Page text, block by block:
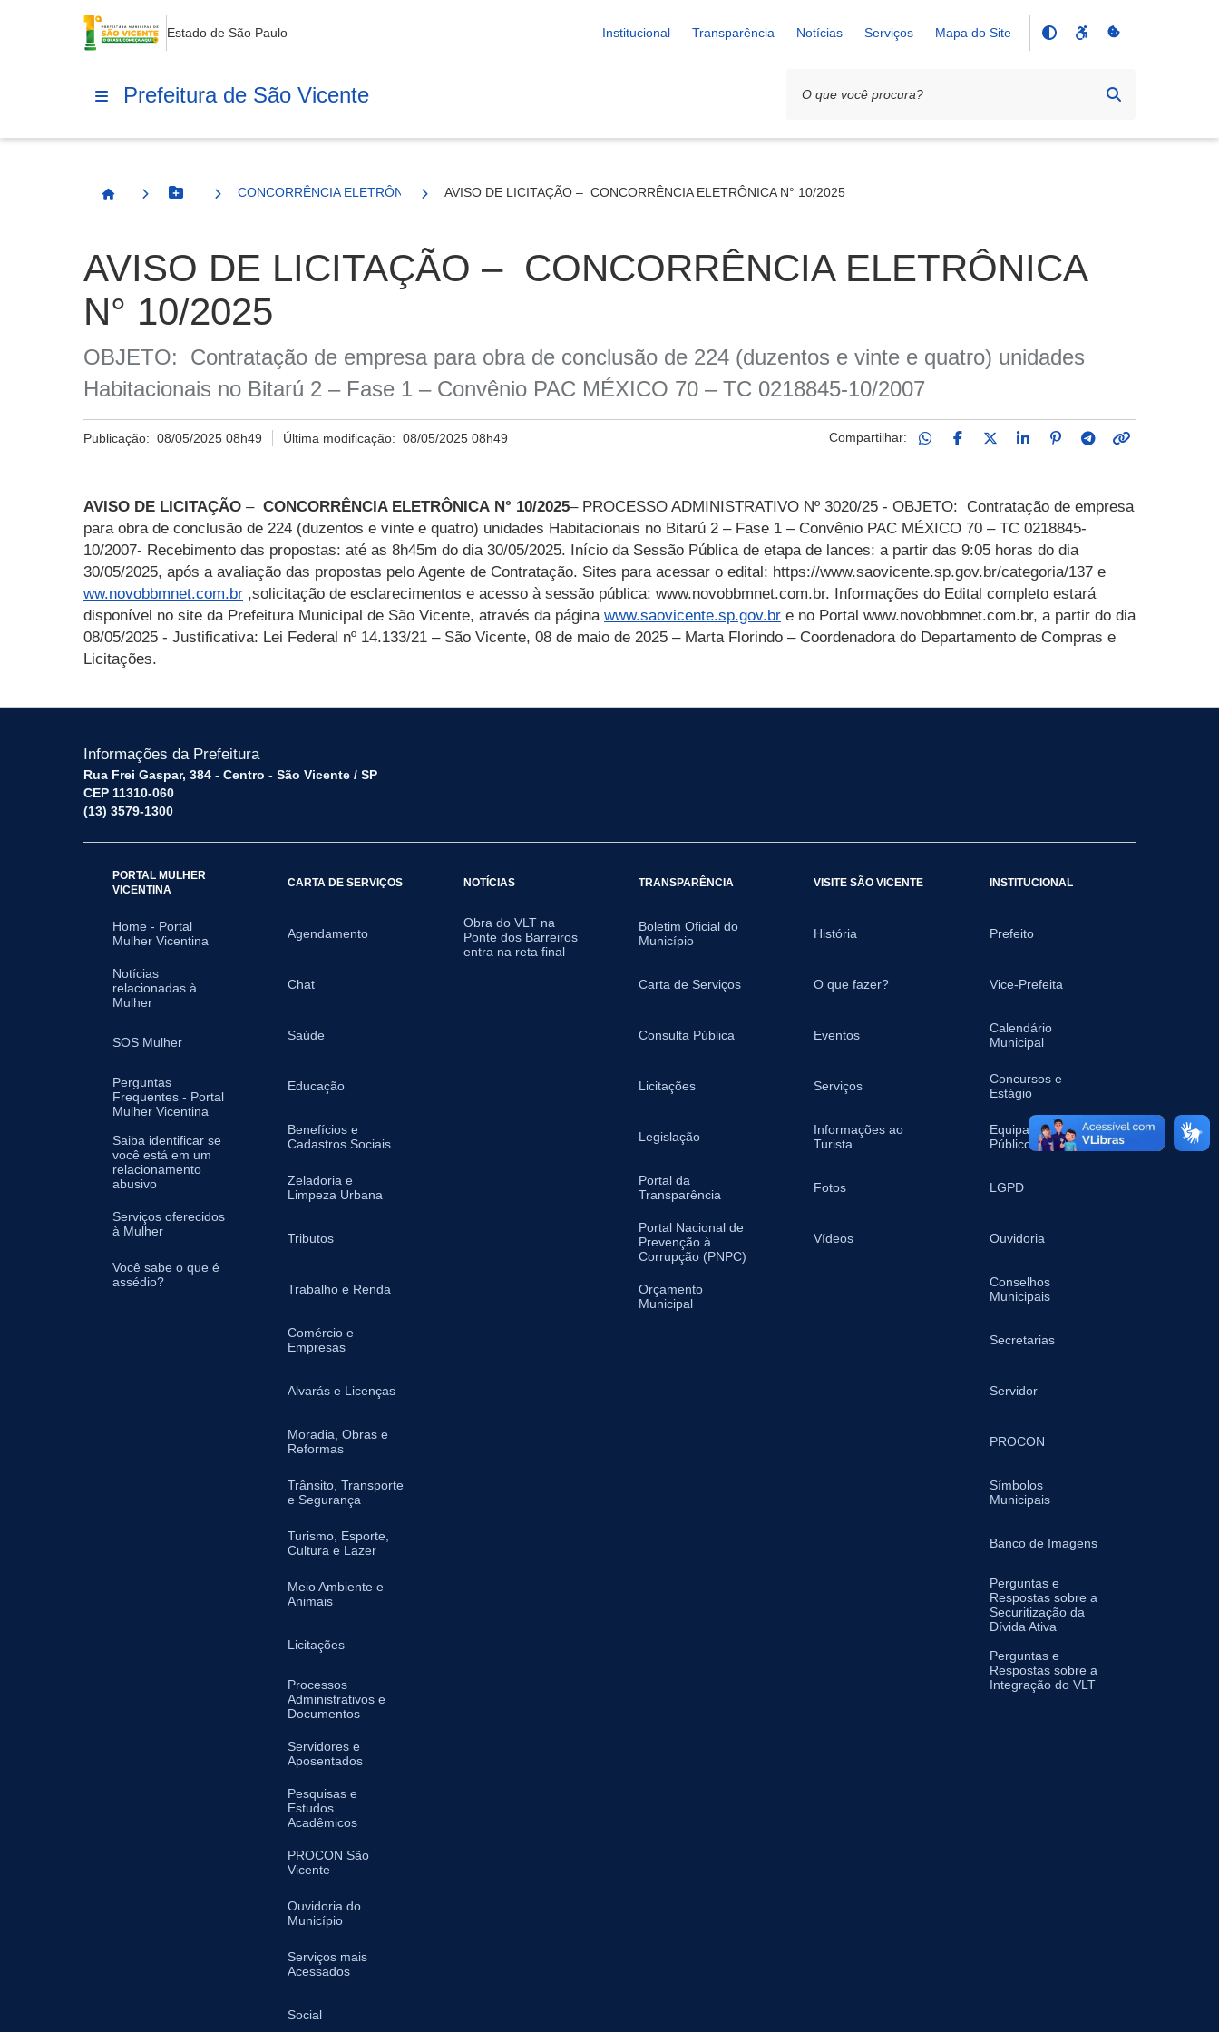
Estado de São Paulo Institucional Transparência Notícias Serviços Mapa do Site
Prefeitura de São Vicente
Página InicialBotão Menu
CONCORRÊNCIA ELETRÔNICA N° 10/2025AVISO DE LICITAÇÃO – CONCORRÊNCIA ELETRÔNICA N° 10/2025
AVISO DE LICITAÇÃO – CONCORRÊNCIA ELETRÔNICA
N° 10/2025
OBJETO: Contratação de empresa para obra de conclusão de 224 (duzentos e vinte e quatro) unidades
Habitacionais no Bitarú 2 – Fase 1 – Convênio PAC MÉXICO 70 – TC 0218845-10/2007
Publicação: 08/05/2025 08h49 Última modificação:08/05/2025 08h49 Compartilhar:
AVISO DE LICITAÇÃO – CONCORRÊNCIA ELETRÔNICA N° 10/2025– PROCESSO ADMINISTRATIVO Nº 3020/25 - OBJETO: Contratação de empresa
para obra de conclusão de 224 (duzentos e vinte e quatro) unidades Habitacionais no Bitarú 2 – Fase 1 – Convênio PAC MÉXICO 70 – TC 0218845-
10/2007- Recebimento das propostas: até as 8h45m do dia 30/05/2025. Início da Sessão Pública de etapa de lances: a partir das 9:05 horas do dia
30/05/2025, após a avaliação das propostas pelo Agente de Contratação. Sites para acessar o edital: https://www.saovicente.sp.gov.br/categoria/137 e
ww.novobbmnet.com.br ,solicitação de esclarecimentos e acesso à sessão pública: www.novobbmnet.com.br. Informações do Edital completo estará
disponível no site da Prefeitura Municipal de São Vicente, através da página www.saovicente.sp.gov.br e no Portal www.novobbmnet.com.br, a partir do dia
08/05/2025 - Justificativa: Lei Federal nº 14.133/21 – São Vicente, 08 de maio de 2025 – Marta Florindo – Coordenadora do Departamento de Compras e
Licitações.
Informações da Prefeitura
Rua Frei Gaspar, 384 - Centro - São Vicente / SP
CEP 11310-060
(13) 3579-1300
PORTAL MULHER
VICENTINA
Home - Portal
Mulher Vicentina
Notícias
relacionadas à
Mulher
SOS Mulher
Perguntas
Frequentes - Portal
Mulher Vicentina
Saiba identificar se
você está em um
relacionamento
abusivo
Serviços oferecidos
à Mulher
Você sabe o que é
assédio?
CARTA DE SERVIÇOS
Agendamento
Chat
Saúde
Educação
Benefícios e
Cadastros Sociais
Zeladoria e
Limpeza Urbana
Tributos
Trabalho e Renda
Comércio e
Empresas
Alvarás e Licenças
Moradia, Obras e
Reformas
Trânsito, Transporte
e Segurança
Turismo, Esporte,
Cultura e Lazer
Meio Ambiente e
Animais
Licitações
Processos
Administrativos e
Documentos
Servidores e
Aposentados
Pesquisas e
Estudos
Acadêmicos
PROCON São
Vicente
Ouvidoria do
Município
Serviços mais
Acessados
Social
NOTÍCIAS
Obra do VLT na
Ponte dos Barreiros
entra na reta final
TRANSPARÊNCIA
Boletim Oficial do
Município
Carta de Serviços
Consulta Pública
Licitações
Legislação
Portal da
Transparência
Portal Nacional de
Prevenção à
Corrupção (PNPC)
Orçamento
Municipal
VISITE SÃO VICENTE
História
O que fazer?
Eventos
Serviços
Informações ao
Turista
Fotos
Vídeos
INSTITUCIONAL
Prefeito
Vice-Prefeita
Calendário
Municipal
Concursos e
Estágio
Equipamentos
Públicos
LGPD
Ouvidoria
Conselhos
Municipais
Secretarias
Servidor
PROCON
Símbolos
Municipais
Banco de Imagens
Perguntas e
Respostas sobre a
Securitização da
Dívida Ativa
Perguntas e
Respostas sobre a
Integração do VLT